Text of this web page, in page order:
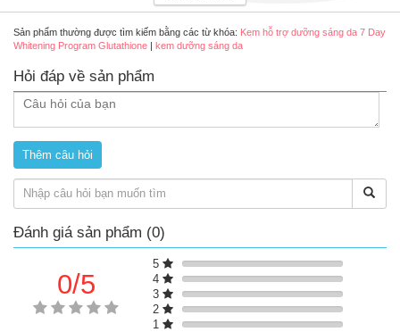
Kem hỗ trợ dưỡng sáng da 7 Day Whitening Program Glutathione
Ưu điểm nổi bật
Hỗ trợ dưỡng sáng da, đều màu, giảm thâm nám và đốm
nâu.
Hỗ trợ dưỡng ẩm sâu, giữ cho da luôn căng mượt, không
khô sần.
chắc.
Kết cấu nhẹ giúp kem thẩm thấu nhanh, không gây nhờn
dính và không gây bít lỗ chân lông.
Sản phẩm thường được tìm kiếm bằng các từ khóa: Kem hỗ trợ dưỡng sáng da 7 Day
Whitening Program Glutathione | kem dưỡng sáng da
Hỏi đáp về sản phẩm
Đánh giá sản phẩm (0)
0/5
5
4
3
2
1